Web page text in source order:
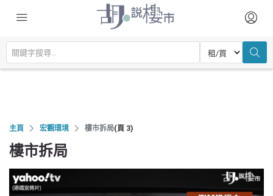
主頁 宏觀環境 樓市拆局(頁 3)
樓市拆局